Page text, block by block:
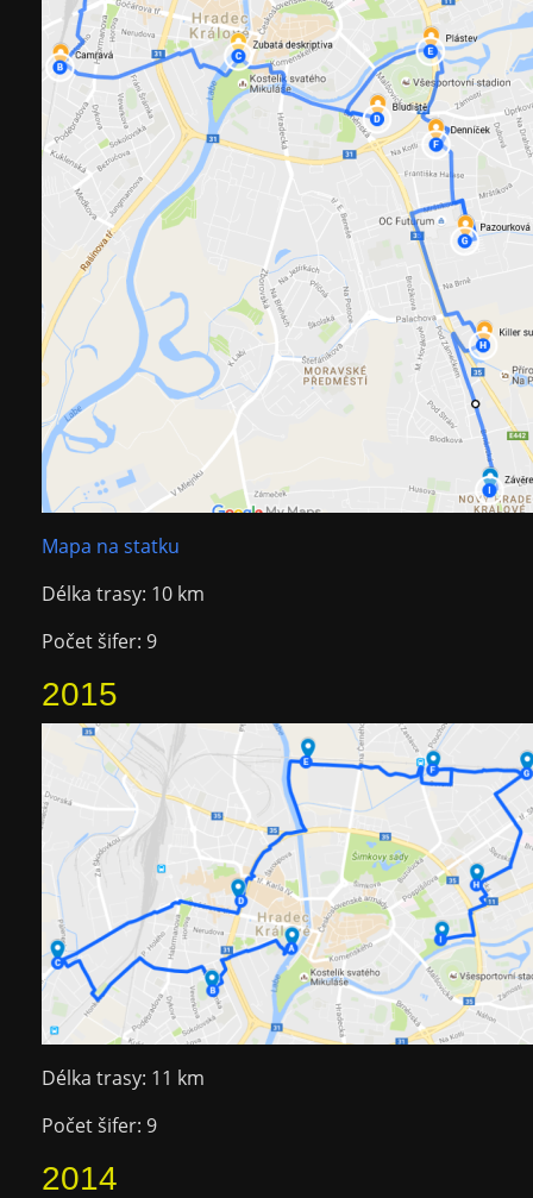
Mapa na statku
Délka trasy: 10 km
Počet šifer: 9
2015
Délka trasy: 11 km
Počet šifer: 9
2014